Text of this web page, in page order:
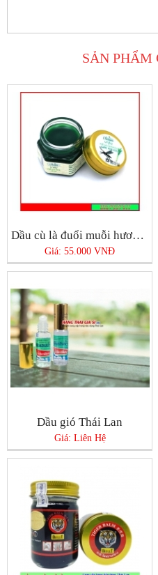
SẢN PHẨM
Dầu cù là đuổi muỗi hương sả Thái Lan
Giá: 55.000 VNĐ
Dầu gió Thái Lan
Giá: Liên Hệ